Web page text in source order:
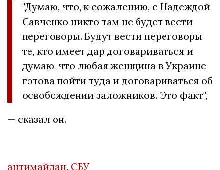
"Думаю, что, к сожалению, с Надеждой
Савченко никто там не будет вести
переговоры. Будут вести переговоры
те, кто имеет дар договариваться и
думаю, что любая женщина в Украине
готова пойти туда и договариваться об
освобождении заложников. Это факт",
— сказал он.
антимайдан, СБУ